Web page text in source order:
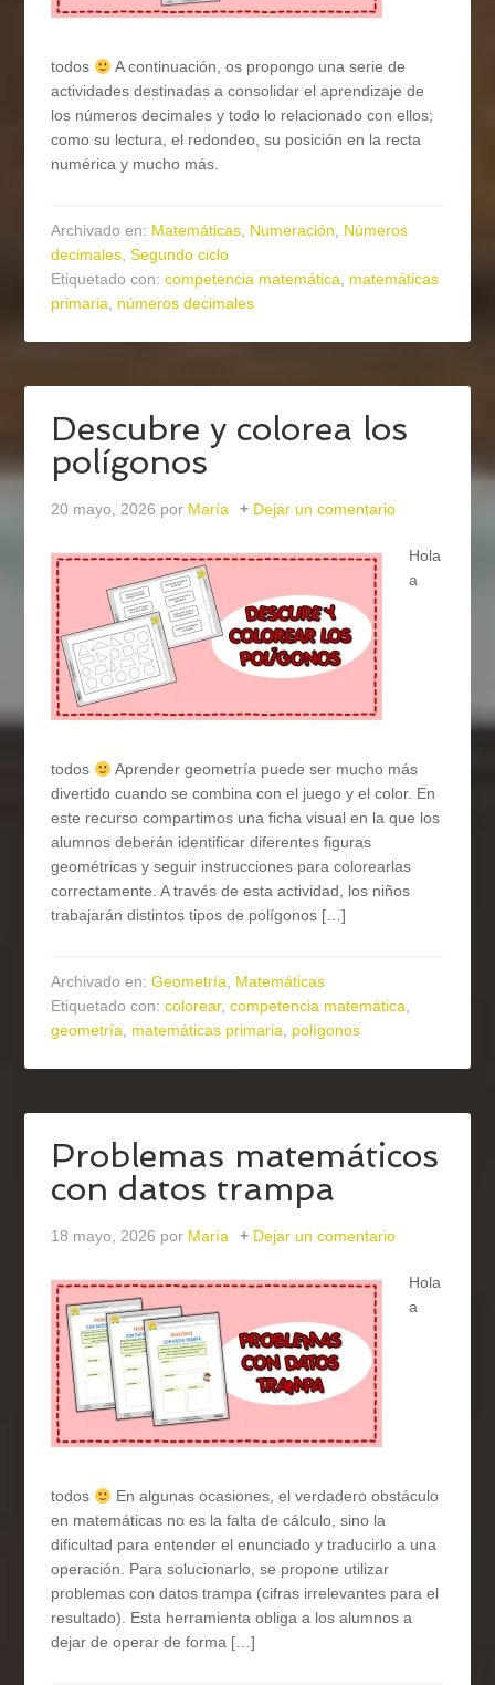
todos
A continuación, os propongo una serie de
actividades destinadas a consolidar el aprendizaje de
los números decimales y todo lo relacionado con ellos;
como su lectura, el redondeo, su posición en la recta
numérica y mucho más.
Archivado en: Matemáticas, Numeración, Números
decimales,Segundo ciclo
Etiquetado con:competencia matemática, matemáticas
primaria, números decimales
Descubre y colorea los
polígonos
20 mayo, 2026 por María Dejar un comentario
Hola
a
todos
Aprender geometría puede ser mucho más
divertido cuando se combina con el juego y el color. En
este recurso compartimos una ficha visual en la que los
alumnos deberán identificar diferentes figuras
geométricas y seguir instrucciones para colorearlas
correctamente. A través de esta actividad, los niños
trabajarán distintos tipos de polígonos […]
Archivado en:Geometría, Matemáticas
Etiquetado con:colorear,competencia matemática,
geometría, matemáticas primaria, polígonos
Problemas matemáticos
con datos trampa
18 mayo, 2026 por María Dejar un comentario
Hola
a
todos
En algunas ocasiones, el verdadero obstáculo
en matemáticas no es la falta de cálculo, sino la
dificultad para entender el enunciado y traducirlo a una
operación. Para solucionarlo, se propone utilizar
problemas con datos trampa (cifras irrelevantes para el
resultado). Esta herramienta obliga a los alumnos a
dejar de operar de forma […]